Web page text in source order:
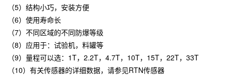
（5）结构小巧，安装方便
（6）使用寿命长
（7）不同区域的不同防爆等级
（8）应用于：试验机，料罐等
（9）量程可以选：1T，2.2T，4.7T，10T，15T，22T，33T
（10）有关传感器的详细数据，请参见RTN传感器